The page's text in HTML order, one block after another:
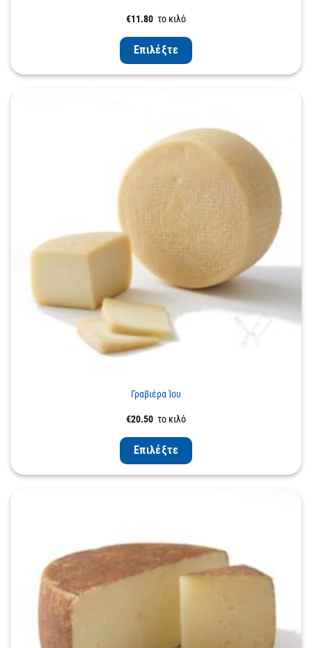
€11.80 το κιλό
Επιλέξτε
Γραβιέρα Ίου
€20.50 το κιλό
Επιλέξτε